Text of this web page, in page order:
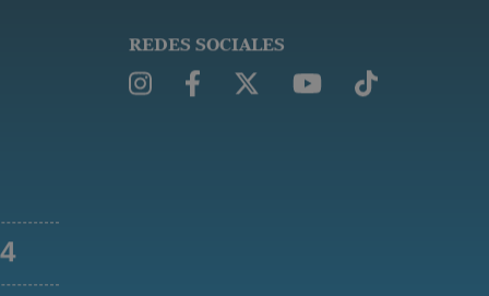
REDES SOCIALES